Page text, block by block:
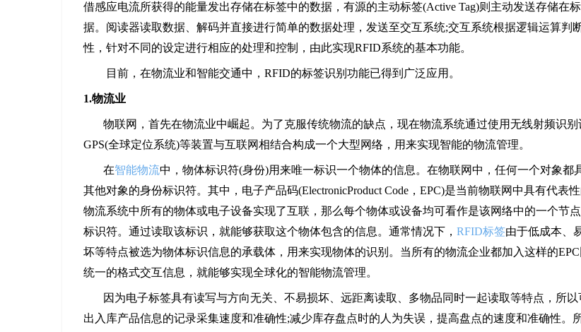
借感应电流所获得的能量发出存储在标签中的数据，有源的主动标签(Active Tag)则主动发送存储在
据。阅读器读取数据、解码并直接进行简单的数据处理，发送至交互系统;交互系统根据逻辑运算判
性，针对不同的设定进行相应的处理和控制，由此实现RFID系统的基本功能。
目前，在物流业和智能交通中，RFID的标签识别功能已得到广泛应用。
1.物流业
物联网，首先在物流业中崛起。为了克服传统物流的缺点，现在物流系统通过使用无线射频识别
GPS(全球定位系统)等装置与互联网相结合构成一个大型网络，用来实现智能的物流管理。
在智能物流中，物体标识符(身份)用来唯一标识一个物体的信息。在物联网中，任何一个对象都
其他对象的身份标识符。其中，电子产品码(ElectronicProduct Code，EPC)是当前物联网中具有代表
物流系统中所有的物体或电子设备实现了互联，那么每个物体或设备均可看作是该网络中的一个节
标识符。通过读取该标识，就能够获取这个物体包含的信息。通常情况下， RFID标签由于低成本、
坏等特点被选为物体标识信息的承载体，用来实现物体的识别。当所有的物流企业都加入这样的
统一的格式交互信息，就能够实现全球化的智能物流管理。
因为电子标签具有读写与方向无关、不易损坏、远距离读取、多物品同时一起读取等特点，所
出入库产品信息的记录采集速度和准确性;减少库存盘点时的人为失误，提高盘点的速度和准确性。